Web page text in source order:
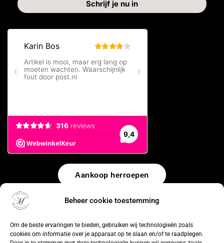
Beheer cookie toestemming
Om de beste ervaringen te bieden, gebruiken wij technologieën zoals
cookies om informatie over je apparaat op te slaan en/of te raadplegen.
Aankoop herroepen
© 2026 by WebUnlimited–Algemene voorwaarden